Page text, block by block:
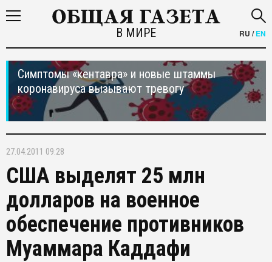
В МИРЕ RU /EN
Симптомы «кентавра» и новые штаммы
коронавируса вызывают тревогу
27.04.2011 09:28
США выделят 25 млн
долларов на военное
обеспечение противников
Муаммара Каддафи